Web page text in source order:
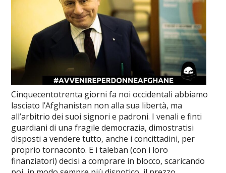
Cinquecentotrenta giorni fa noi occidentali abbiamo
lasciato l’Afghanistan non alla sua libertà, ma
all’arbitrio dei suoi signori e padroni. I venali e finti
guardiani di una fragile democrazia, dimostratisi
disposti a vendere tutto, anche i concittadini, per
proprio tornaconto. E i taleban (con i loro
finanziatori) decisi a comprare in blocco, scaricando